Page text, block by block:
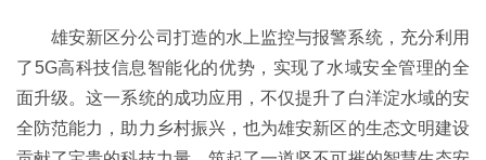
雄安新区分公司打造的水上监控与报警系统，充分利用
了5G高科技信息智能化的优势，实现了水域安全管理的全
面升级。这一系统的成功应用，不仅提升了白洋淀水域的安
全防范能力，助力乡村振兴，也为雄安新区的生态文明建设